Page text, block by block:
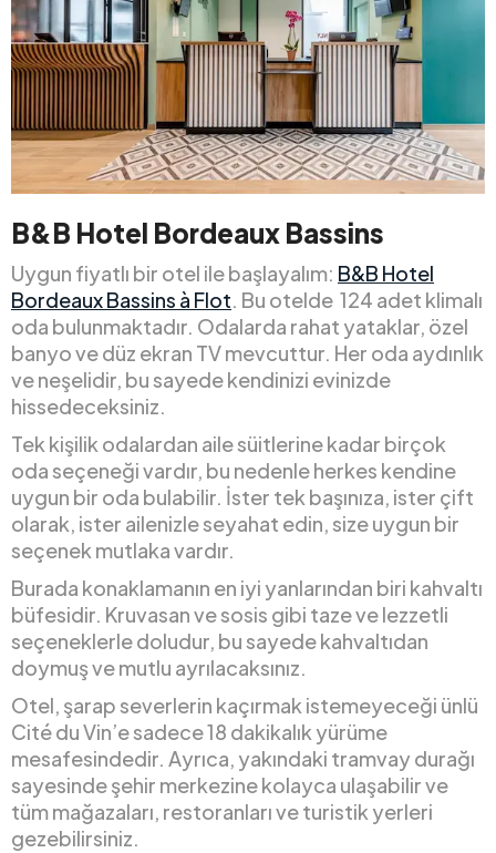
B&B Hotel Bordeaux Bassins
Uygun fiyatlı bir otel ile başlayalım: B&B Hotel
Bordeaux Bassins à Flot. Bu otelde 124 adet klimalı
oda bulunmaktadır. Odalarda rahat yataklar, özel
banyo ve düz ekran TV mevcuttur. Her oda aydınlık
ve neşelidir, bu sayede kendinizi evinizde
hissedeceksiniz.
Tek kişilik odalardan aile süitlerine kadar birçok
oda seçeneği vardır, bu nedenle herkes kendine
uygun bir oda bulabilir. İster tek başınıza, ister çift
olarak, ister ailenizle seyahat edin, size uygun bir
seçenek mutlaka vardır.
Burada konaklamanın en iyi yanlarından biri kahvaltı
büfesidir. Kruvasan ve sosis gibi taze ve lezzetli
seçeneklerle doludur, bu sayede kahvaltıdan
doymuş ve mutlu ayrılacaksınız.
Otel, şarap severlerin kaçırmak istemeyeceği ünlü
Cité du Vin’e sadece 18 dakikalık yürüme
mesafesindedir. Ayrıca, yakındaki tramvay durağı
sayesinde şehir merkezine kolayca ulaşabilir ve
tüm mağazaları, restoranları ve turistik yerleri
gezebilirsiniz.